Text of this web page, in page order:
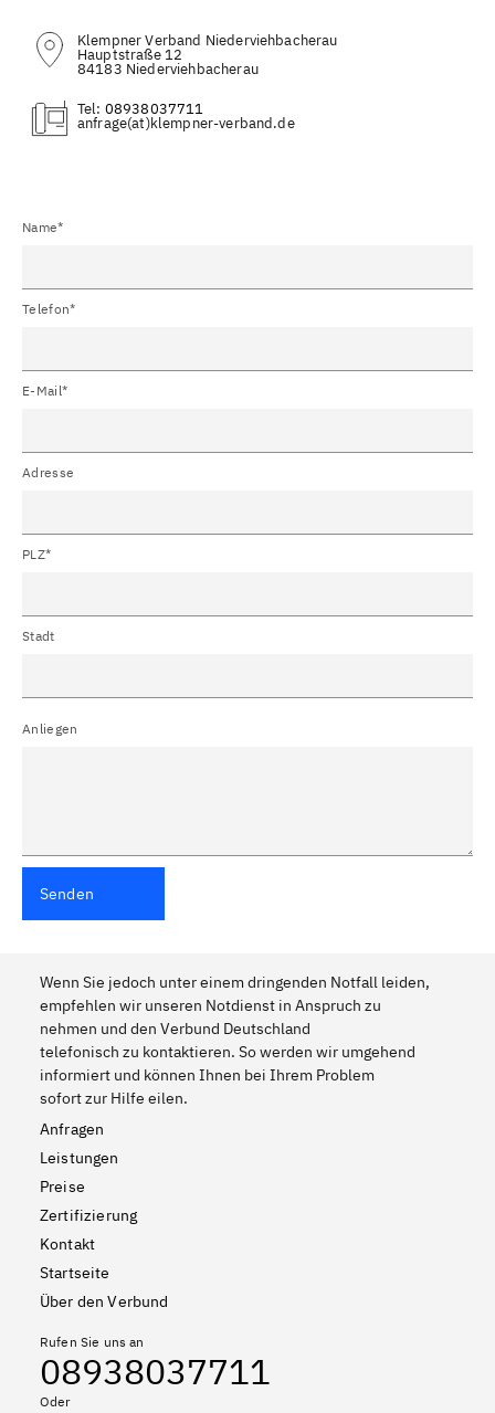
Klempner Verband Niederviehbacherau
Hauptstraße 12
84183 Niederviehbacherau
Tel: 08938037711
(at)
Name*
Telefon*
E-Mail*
Adresse
PLZ*
Stadt
Anliegen
Senden
Wenn Sie jedoch unter einem dringenden Notfall leiden,
empfehlen wir unseren Notdienst in Anspruch zu
nehmen und den Verbund Deutschland
telefonisch zu kontaktieren. So werden wir umgehend
informiert und können Ihnen bei Ihrem Problem
sofort zur Hilfe eilen.
Anfragen
Leistungen
Preise
Zertifizierung
Kontakt
Startseite
Über den Verbund
Rufen Sie uns an
08938037711
Oder